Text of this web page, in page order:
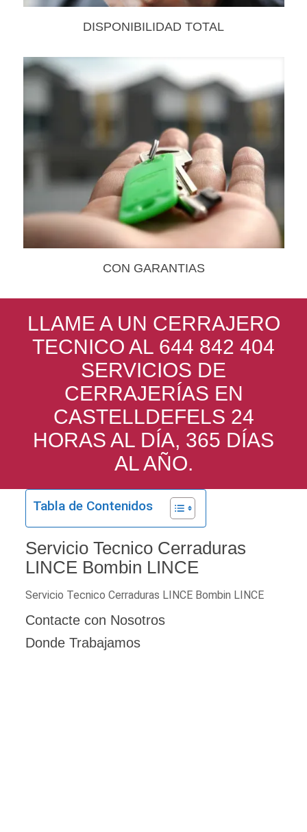
DISPONIBILIDAD TOTAL
CON GARANTIAS
LLAME A UN CERRAJERO
TECNICO AL 644 842 404
SERVICIOS DE
CERRAJERÍAS EN
CASTELLDEFELS 24
HORAS AL DÍA, 365 DÍAS
AL AÑO.
Tabla de Contenidos
Servicio Tecnico Cerraduras
LINCE Bombin LINCE
Servicio Tecnico Cerraduras LINCE Bombin LINCE
Contacte con Nosotros
Donde Trabajamos